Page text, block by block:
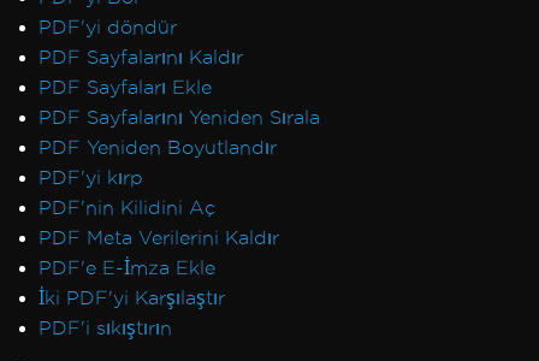
PDF'yi döndür
PDF Sayfalarını Kaldır
PDF Sayfaları Ekle
PDF Sayfalarını Yeniden Sırala
PDF Yeniden Boyutlandır
PDF'yi kırp
PDF'nin Kilidini Aç
PDF Meta Verilerini Kaldır
PDF'e E-İmza Ekle
İki PDF'yi Karşılaştır
PDF'i sıkıştırın